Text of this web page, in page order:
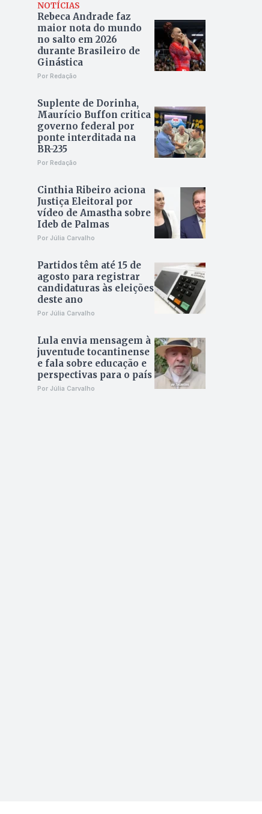
NOTÍCIAS
Rebeca Andrade faz
maior nota do mundo
no salto em 2026
durante Brasileiro de
Ginástica
Por Redação
Suplente de Dorinha,
Maurício Buffon critica
governo federal por
ponte interditada na
BR-235
Por Redação
Cinthia Ribeiro aciona
Justiça Eleitoral por
vídeo de Amastha sobre
Ideb de Palmas
Por Júlia Carvalho
Partidos têm até 15 de
agosto para registrar
candidaturas às eleições
deste ano
Por Júlia Carvalho
Lula envia mensagem à
juventude tocantinense
e fala sobre educação e
perspectivas para o país
Por Júlia Carvalho